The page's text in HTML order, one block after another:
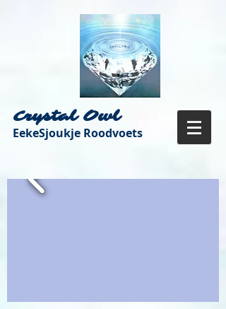
Crystal Owl
EekeSjoukje Roodvoets